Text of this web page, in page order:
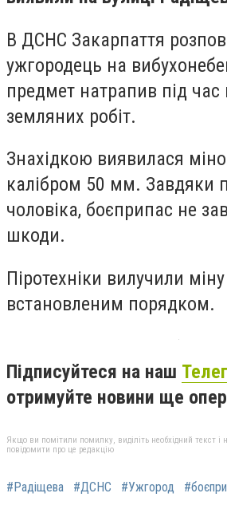
В ДСНС Закарпаття
ужгородець на
предмет натрапив під час
земляних робіт.
Знахідкою виявилася
калібром 50 мм. Завдяки
чоловіка, боєприпас не
шкоди.
Піротехніки вилучили
встановленим порядком.
Підписуйтеся на наш
отримуйте новини ще
Якщо ви помітили помилку, виділіть необхідний текст і
повідомити про це редакцію
#Радіщева #ДСНС #Ужгород